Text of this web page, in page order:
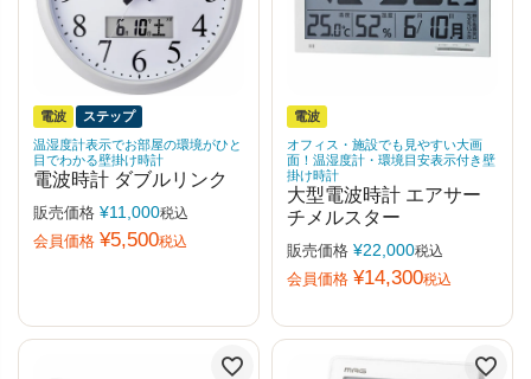
電波
ステップ
温湿度計表示でお部屋の環境がひと
目でわかる壁掛け時計
電波時計 ダブルリンク
販売価格 ¥11,000税込
会員価格 ¥5,500税込
電波
オフィス・施設でも見やすい大画
面！温湿度計・環境目安表示付き壁
掛け時計
大型電波時計 エアサー
チメルスター
販売価格 ¥22,000税込
会員価格 ¥14,300税込